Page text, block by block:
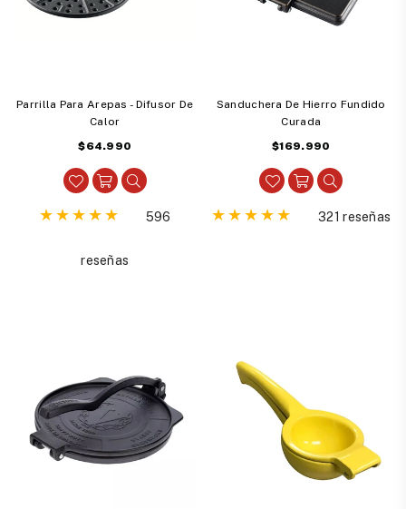
Parrilla Para Arepas - Difusor De
Calor
Precio
$64.990
596
reseñas
Sanduchera De Hierro Fundido
Curada
Precio
$169.990
321 reseñas